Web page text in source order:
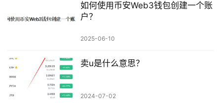
如何使用币安Web3钱包创建一个账
户？
2025-06-10
卖u是什么意思？
2024-07-02